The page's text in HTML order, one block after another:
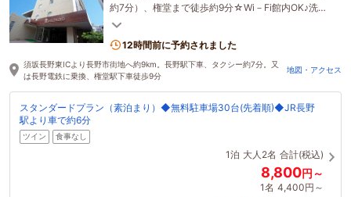
約7分）、権堂まで徒歩約9分☆Wi－Fi館内OK♪洗浄
機能付トイレ全室完備☆コンビニまで徒歩約1分
12時間前に予約されました
須坂長野東ICより長野市街地へ約9km。長野駅下車、タクシー約7分。又
は長野電鉄に乗換、権堂駅下車徒歩9分
地図・アクセス
スタンダードプラン（素泊まり）◆無料駐車場30台(先着順)◆JR長野
駅より車で約6分
ツイン 食事なし
1泊 大人2名 合計(税込)
8,800円～
1名 4,400円～